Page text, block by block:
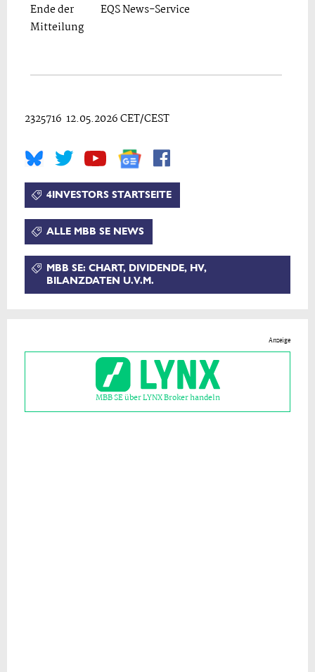
Ende der
Mitteilung
EQS News-Service
2325716 12.05.2026 CET/CEST
4INVESTORS STARTSEITE
ALLE MBB SE NEWS
MBB SE: CHART, DIVIDENDE, HV,
BILANZDATEN U.V.M.
Anzeige
MBB SE über LYNX Broker handeln